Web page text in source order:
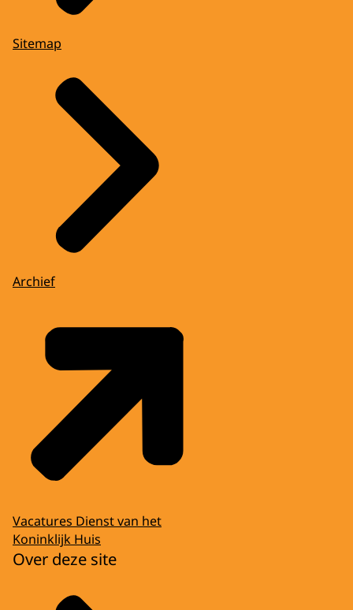
Sitemap
Archief
Vacatures Dienst van het
Koninklijk Huis
Over deze site